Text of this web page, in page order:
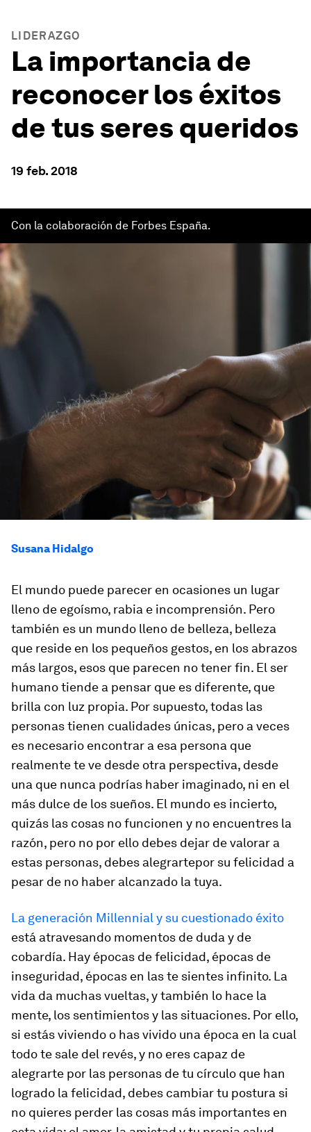
LIDERAZGO
La importancia de
reconocer los éxitos
de tus seres queridos
19 feb. 2018
Con la colaboración de Forbes España.
Susana Hidalgo
El mundo puede parecer en ocasiones un lugar
lleno de egoísmo, rabia e incomprensión. Pero
también es un mundo lleno de belleza, belleza
que reside en los pequeños gestos, en los abrazos
más largos, esos que parecen no tener fin. El ser
humano tiende a pensar que es diferente, que
brilla con luz propia. Por supuesto, todas las
personas tienen cualidades únicas, pero a veces
es necesario encontrar a esa persona que
realmente te ve desde otra perspectiva, desde
una que nunca podrías haber imaginado, ni en el
más dulce de los sueños. El mundo es incierto,
quizás las cosas no funcionen y no encuentres la
razón, pero no por ello debes dejar de valorar a
estas personas, debes alegrartepor su felicidad a
pesar de no haber alcanzado la tuya.
La generación Millennial y su cuestionado éxito
está atravesando momentos de duda y de
cobardía. Hay épocas de felicidad, épocas de
inseguridad, épocas en las te sientes infinito. La
vida da muchas vueltas, y también lo hace la
mente, los sentimientos y las situaciones. Por ello,
si estás viviendo o has vivido una época en la cual
todo te sale del revés, y no eres capaz de
alegrarte por las personas de tu círculo que han
logrado la felicidad, debes cambiar tu postura si
no quieres perder las cosas más importantes en